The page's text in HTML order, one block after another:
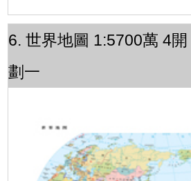
6. 世界地圖 1:5700萬 4
劃一